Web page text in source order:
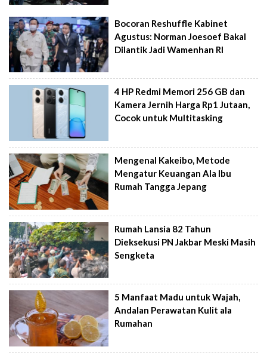
Bocoran Reshuffle Kabinet
Agustus: Norman Joesoef Bakal
Dilantik Jadi Wamenhan RI
4 HP Redmi Memori 256 GB dan
Kamera Jernih Harga Rp1 Jutaan,
Cocok untuk Multitasking
Mengenal Kakeibo, Metode
Mengatur Keuangan Ala Ibu
Rumah Tangga Jepang
Rumah Lansia 82 Tahun
Dieksekusi PN Jakbar Meski Masih
Sengketa
5 Manfaat Madu untuk Wajah,
Andalan Perawatan Kulit ala
Rumahan